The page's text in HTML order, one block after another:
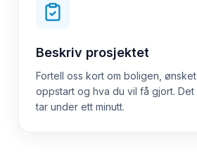
Beskriv prosjektet
Fortell oss kort om boligen, ønsket
oppstart og hva du vil få gjort. Det
tar under ett minutt.